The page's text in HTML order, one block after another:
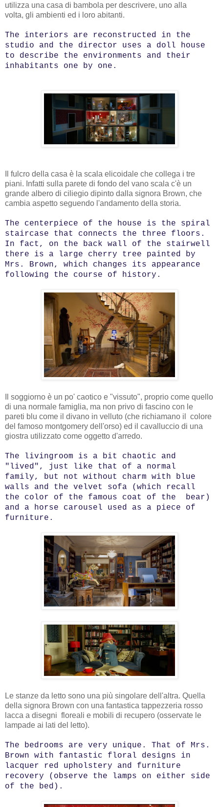
utilizza una casa di bambola per descrivere, uno alla
volta, gli ambienti ed i loro abitanti.
The interiors are reconstructed in the
studio and the director uses a doll house
to describe the environments and their
inhabitants one by one.
Il fulcro della casa è la scala elicoidale che collega i tre
piani. Infatti sulla parete di fondo del vano scala c'è un
grande albero di ciliegio dipinto dalla signora Brown, che
cambia aspetto seguendo l'andamento della storia.
The centerpiece of the house is the spiral
staircase that connects the three floors.
In fact, on the back wall of the stairwell
there is a large cherry tree painted by
Mrs. Brown, which changes its appearance
following the course of history.
Il soggiorno è un po' caotico e "vissuto", proprio come quello
di una normale famiglia, ma non privo di fascino con le
pareti blu come il divano in velluto (che richiamano il colore
del famoso montgomery dell'orso) ed il cavalluccio di una
giostra utilizzato come oggetto d'arredo.
The livingroom is a bit chaotic and
"lived", just like that of a normal
family, but not without charm with blue
walls and the velvet sofa (which recall
the color of the famous coat of the bear)
and a horse carousel used as a piece of
furniture.
Le stanze da letto sono una più singolare dell'altra. Quella
della signora Brown con una fantastica tappezzeria rosso
lacca a disegni floreali e mobili di recupero (osservate le
lampade ai lati del letto).
The bedrooms are very unique. That of Mrs.
Brown with fantastic floral designs in
lacquer red upholstery and furniture
recovery (observe the lamps on either side
of the bed).